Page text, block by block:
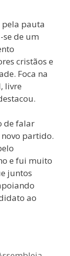
pela pauta
de um
cristãos e
Foca na
livre
de falar
partido.
e fui muito
juntos
ao